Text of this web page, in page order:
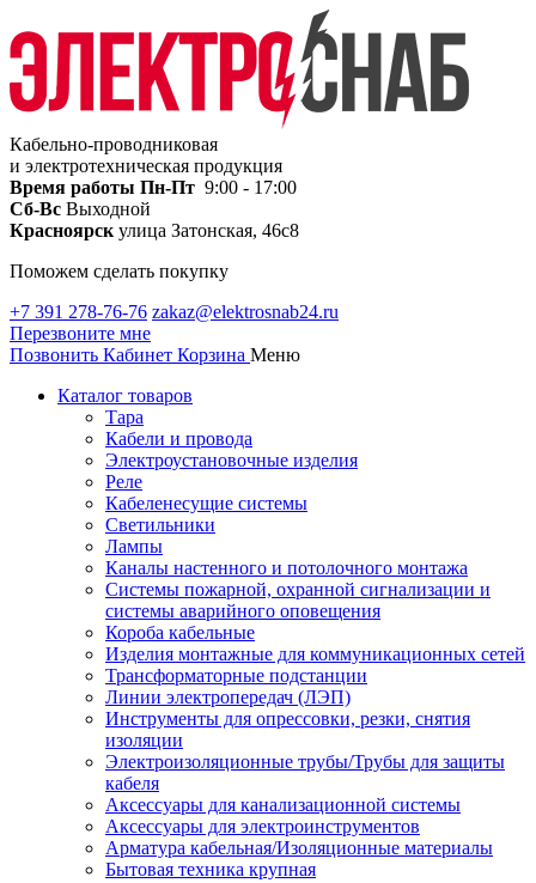
Кабельно-проводниковая
и электротехническая продукция
Время работы Пн-Пт 9:00 - 17:00
Сб-Вс Выходной
Красноярск улица Затонская, 46с8
Поможем сделать покупку
+7 391 278-76-76 zakaz@elektrosnab24.ru
Перезвоните мне
Позвонить Кабинет Корзина Меню
Каталог товаров
Тара
Кабели и провода
Электроустановочные изделия
Реле
Кабеленесущие системы
Светильники
Лампы
Каналы настенного и потолочного монтажа
Системы пожарной, охранной сигнализации и
системы аварийного оповещения
Короба кабельные
Изделия монтажные для коммуникационных сетей
Трансформаторные подстанции
Линии электропередач (ЛЭП)
Инструменты для опрессовки, резки, снятия
изоляции
Электроизоляционные трубы/Трубы для защиты
кабеля
Аксессуары для канализационной системы
Аксессуары для электроинструментов
Арматура кабельная/Изоляционные материалы
Бытовая техника крупная